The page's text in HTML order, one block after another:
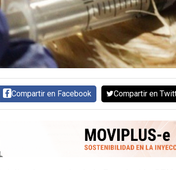
Compartir en Facebook Compartir en